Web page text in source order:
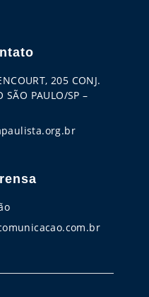
205 CONJ.
SÃO PAULO/SP –